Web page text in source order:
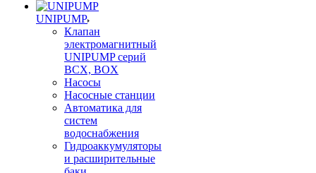
UNIPUMP
Клапан
электромагнитный
UNIPUMP серий
BCX, BOX
Насосы
Насосные станции
Автоматика для
систем
водоснабжения
Гидроаккумуляторы
и расширительные